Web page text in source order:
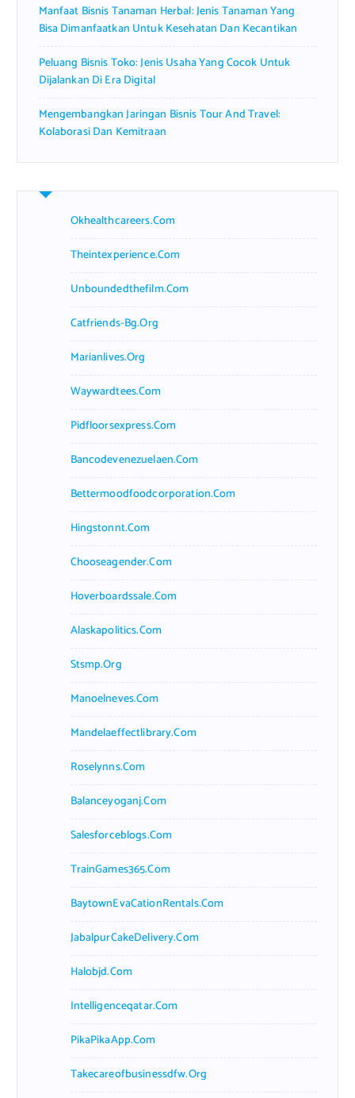
Manfaat Bisnis Tanaman Herbal: Jenis Tanaman Yang
Bisa Dimanfaatkan Untuk Kesehatan Dan Kecantikan
Peluang Bisnis Toko: Jenis Usaha Yang Cocok Untuk
Dijalankan Di Era Digital
Mengembangkan Jaringan Bisnis Tour And Travel:
Kolaborasi Dan Kemitraan
Okhealthcareers.com
Theintexperience.com
Unboundedthefilm.com
Catfriends-Bg.org
Marianlives.org
Waywardtees.com
Pidfloorsexpress.com
Bancodevenezuelaen.com
Bettermoodfoodcorporation.com
Hingstonnt.com
Chooseagender.com
Hoverboardssale.com
Alaskapolitics.com
Stsmp.org
Manoelneves.com
Mandelaeffectlibrary.com
Roselynns.com
Balanceyoganj.com
Salesforceblogs.com
TrainGames365.com
BaytownEvaCationRentals.com
JabalpurCakeDelivery.com
Halobjd.com
Intelligenceqatar.com
PikaPikaApp.com
Takecareofbusinessdfw.org